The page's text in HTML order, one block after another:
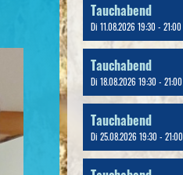
Tauchabend
Di 11.08.2026 19:30 - 21:00
Tauchabend
Di 18.08.2026 19:30 - 21:00
Tauchabend
Di 25.08.2026 19:30 - 21:00